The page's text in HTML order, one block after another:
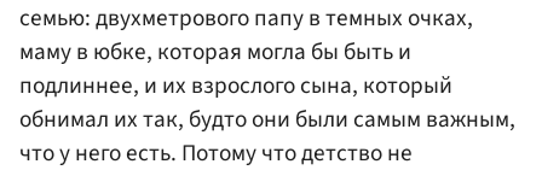
семью: двухметрового папу в темных очках,
маму в юбке, которая могла бы быть и
подлиннее, и их взрослого сына, который
обнимал их так, будто они были самым важным,
что у него есть. Потому что детство не